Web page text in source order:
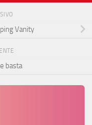
Vanity
basta